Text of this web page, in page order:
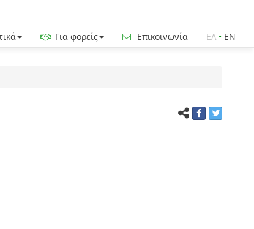
Για φορείς Επικοινωνία ΕΛ • EN